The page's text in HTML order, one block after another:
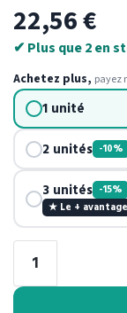
22,56€
✔ Plus que 2 en
Achetez plus, payez
1 unité
2 unités -10%
3 unités -15%
★ Le +